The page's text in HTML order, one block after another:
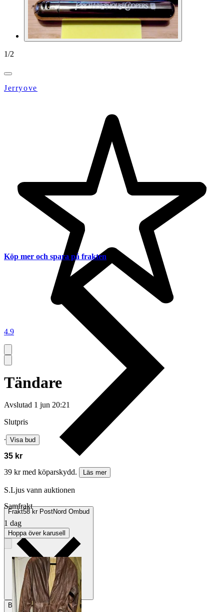
1/2
Jerryove
4.9
Tändare
Avslutad 1 jun 20:21
Slutpris
∙ Visa bud
35 kr
39 kr med köparskydd.
Läs mer
S.Ljus vann auktionen
Frakt58 kr PostNord Ombud
BetalningVia Tradera
Köp mer och spara på frakten
Samfrakt
1 dag
Hoppa över karusell